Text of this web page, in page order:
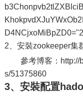
2、安裝zookeeper集
參考博客：http://
s/51375860
3、安裝配置